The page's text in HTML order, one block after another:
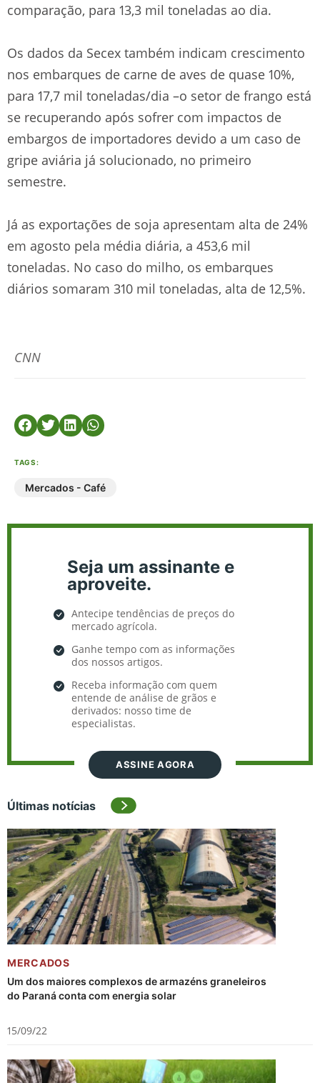
comparação, para 13,3 mil toneladas ao dia.
Os dados da Secex também indicam crescimento
nos embarques de carne de aves de quase 10%,
para 17,7 mil toneladas/dia –o setor de frango está
se recuperando após sofrer com impactos de
embargos de importadores devido a um caso de
gripe aviária já solucionado, no primeiro
semestre.
Já as exportações de soja apresentam alta de 24%
em agosto pela média diária, a 453,6 mil
toneladas. No caso do milho, os embarques
diários somaram 310 mil toneladas, alta de 12,5%.
CNN
TAGS:
Mercados - Café
Seja um assinante e
aproveite.
Antecipe tendências de preços do
mercado agrícola.
Ganhe tempo com as informações
dos nossos artigos.
Receba informação com quem
entende de análise de grãos e
derivados: nosso time de
especialistas.
ASSINE AGORA
Últimas notícias
MERCADOS
Um dos maiores complexos de armazéns graneleiros
do Paraná conta com energia solar
15/09/22